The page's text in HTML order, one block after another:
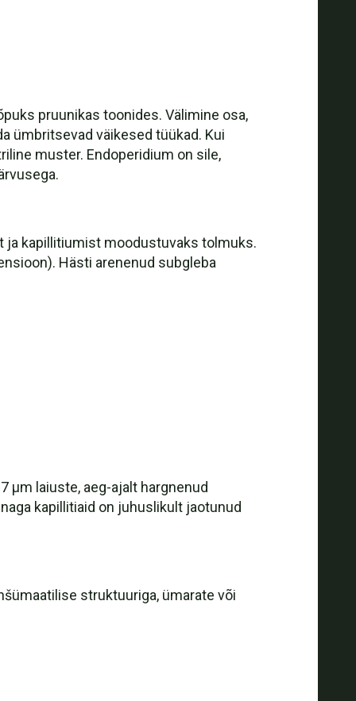
pruunikas toonides. Välimine osa,
ümbritsevad väikesed tüükad. Kui
muster. Endoperidium on sile,
ja kapillitiumist moodustuvaks tolmuks.
Hästi arenenud subgleba
µm laiuste, aeg-ajalt hargnenud
kapillitiaid on juhuslikult jaotunud
struktuuriga, ümarate või